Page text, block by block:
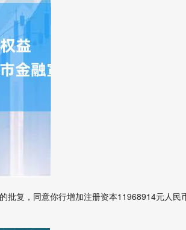
复，同意你行增加注册资本11968914元人